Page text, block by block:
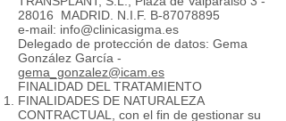
28016 MADRID. N.I.F. B-87078895
e-mail: info@clinicasigma.es
Delegado de protección de datos: Gema
González García -
gema_gonzalez@icam.es
FINALIDAD DEL TRATAMIENTO
FINALIDADES DE NATURALEZA
CONTRACTUAL, con el fin de gestionar su